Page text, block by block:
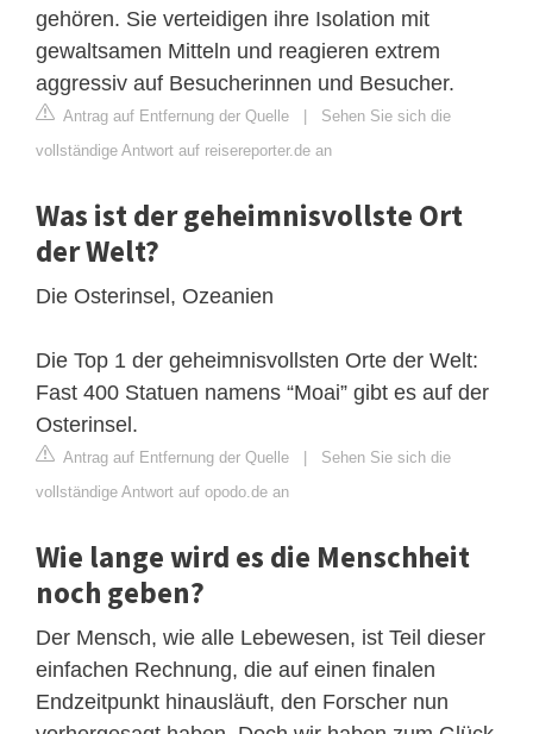
gehören. Sie verteidigen ihre Isolation mit
gewaltsamen Mitteln und reagieren extrem
aggressiv auf Besucherinnen und Besucher.
Antrag auf Entfernung der Quelle | Sehen Sie sich die
vollständige Antwort auf reisereporter.de an
Was ist der geheimnisvollste Ort
der Welt?
Die Osterinsel, Ozeanien
Die Top 1 der geheimnisvollsten Orte der Welt:
Fast 400 Statuen namens “Moai” gibt es auf der
Osterinsel.
Antrag auf Entfernung der Quelle | Sehen Sie sich die
vollständige Antwort auf opodo.de an
Wie lange wird es die Menschheit
noch geben?
Der Mensch, wie alle Lebewesen, ist Teil dieser
einfachen Rechnung, die auf einen finalen
Endzeitpunkt hinausläuft, den Forscher nun